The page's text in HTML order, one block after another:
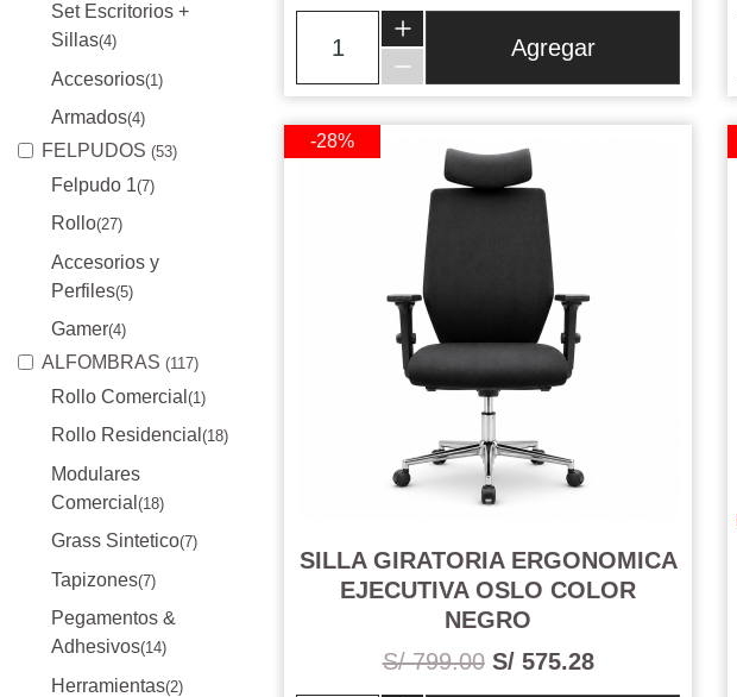
Set Escritorios +
Sillas(4)
Accesorios(1)
Armados(4)
FELPUDOS (53)
Felpudo 1(7)
Rollo(27)
Accesorios y
Perfiles(5)
Gamer(4)
ALFOMBRAS (117)
Rollo Comercial (1)
Rollo Residencial (18)
Modulares
Comercial (18)
Grass Sintetico(7)
Tapizones(7)
Pegamentos &
Adhesivos(14)
Herramientas(2)
Agregar
-28%
SILLA GIRATORIA ERGONOMICA
EJECUTIVA OSLO COLOR
NEGRO
S/ 799.00 S/ 575.28